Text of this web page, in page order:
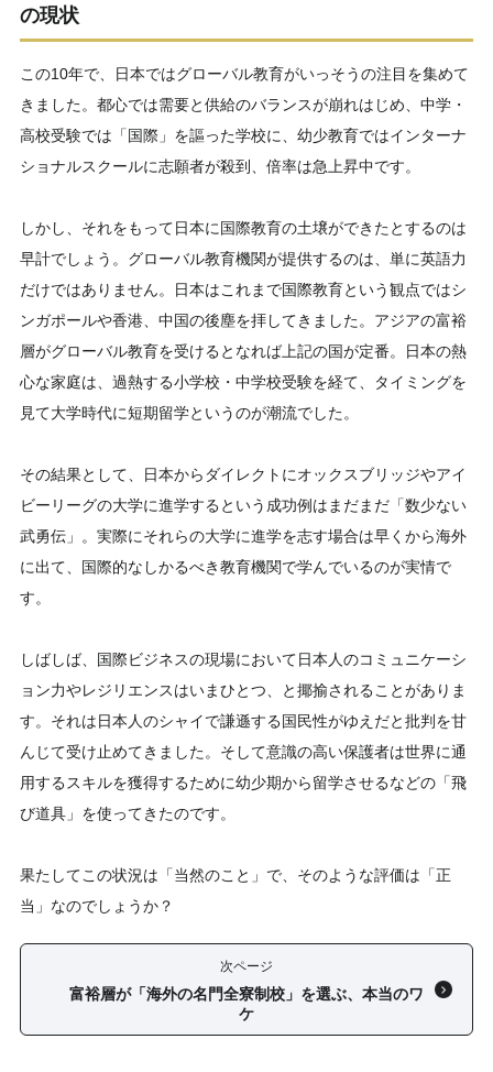
の現状
この10年で、日本ではグローバル教育がいっそうの注目を集めて
きました。都心では需要と供給のバランスが崩れはじめ、中学・
高校受験では「国際」を謳った学校に、幼少教育ではインターナ
ショナルスクールに志願者が殺到、倍率は急上昇中です。
しかし、それをもって日本に国際教育の土壌ができたとするのは
早計でしょう。グローバル教育機関が提供するのは、単に英語力
だけではありません。日本はこれまで国際教育という観点ではシ
ンガポールや香港、中国の後塵を拝してきました。アジアの富裕
層がグローバル教育を受けるとなれば上記の国が定番。日本の熱
心な家庭は、過熱する小学校・中学校受験を経て、タイミングを
見て大学時代に短期留学というのが潮流でした。
その結果として、日本からダイレクトにオックスブリッジやアイ
ビーリーグの大学に進学するという成功例はまだまだ「数少ない
武勇伝」。実際にそれらの大学に進学を志す場合は早くから海外
に出て、国際的なしかるべき教育機関で学んでいるのが実情で
す。
しばしば、国際ビジネスの現場において日本人のコミュニケーシ
ョン力やレジリエンスはいまひとつ、と揶揄されることがありま
す。それは日本人のシャイで謙遜する国民性がゆえだと批判を甘
んじて受け止めてきました。そして意識の高い保護者は世界に通
用するスキルを獲得するために幼少期から留学させるなどの「飛
び道具」を使ってきたのです。
果たしてこの状況は「当然のこと」で、そのような評価は「正
当」なのでしょうか？
次ページ
富裕層が「海外の名門全寮制校」を選ぶ、本当のワ
ケ